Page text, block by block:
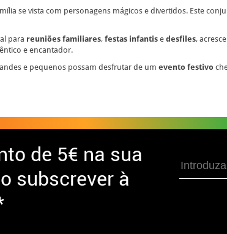
se vista com personagens mágicos e divertidos. Este
para reuniões familiares, festas infantis e desfiles,
e encantador.
e pequenos possam desfrutar de um evento festivo
de 5€ na sua
subscrever à